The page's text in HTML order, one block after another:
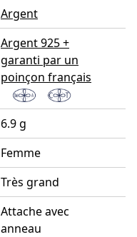
Argent
Argent 925 +
garanti par un
poinçon français
6.9 g
Femme
Très grand
Attache avec
anneau